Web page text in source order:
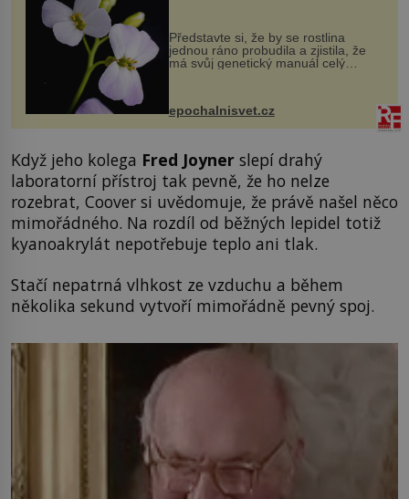
Představte si, že by se rostlina
jednou ráno probudila a zjistila, že
má svůj genetický manuál celý
vstupenka...
epochalnisvet.cz
Když jeho kolega Fred Joyner slepí drahý
laboratorní přístroj tak pevně, že ho nelze
rozebrat, Coover si uvědomuje, že právě našel něco
mimořádného. Na rozdíl od běžných lepidel totiž
kyanoakrylát nepotřebuje teplo ani tlak.
Stačí nepatrná vlhkost ze vzduchu a během
několika sekund vytvoří mimořádně pevný spoj.